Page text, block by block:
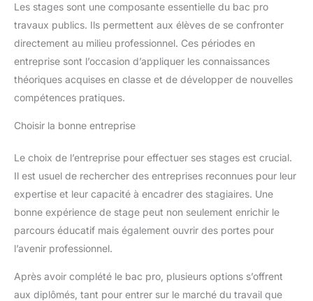
Les stages sont une composante essentielle du bac pro
travaux publics. Ils permettent aux élèves de se confronter
directement au milieu professionnel. Ces périodes en
entreprise sont l’occasion d’appliquer les connaissances
théoriques acquises en classe et de développer de nouvelles
compétences pratiques.
Choisir la bonne entreprise
Le choix de l’entreprise pour effectuer ses stages est crucial.
Il est usuel de rechercher des entreprises reconnues pour leur
expertise et leur capacité à encadrer des stagiaires. Une
bonne expérience de stage peut non seulement enrichir le
parcours éducatif mais également ouvrir des portes pour
l’avenir professionnel.
Après avoir complété le bac pro, plusieurs options s’offrent
aux diplômés, tant pour entrer sur le marché du travail que